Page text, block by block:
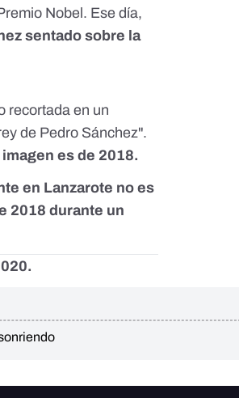
Nobel. Ese día,
sentado sobre la
recortada en un
de Pedro Sánchez".
es de 2018.
en Lanzarote no es
2018 durante un